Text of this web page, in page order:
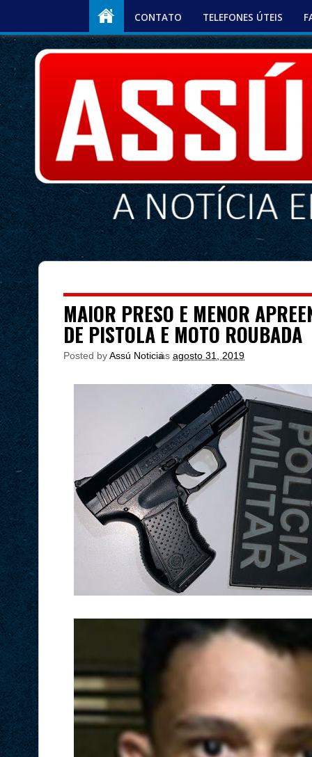
CONTATO TELEFONES ÚTEIS
MAIOR PRESO E MENOR
DE PISTOLA E MOTO ROUBADA
Posted byAssú Noticia
às agosto 31, 2019